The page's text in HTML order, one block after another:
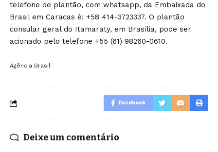
telefone de plantão, com whatsapp, da Embaixada do
Brasil em Caracas é: +58 414-3723337. O plantão
consular geral do Itamaraty, em Brasília, pode ser
acionado pelo telefone +55 (61) 98260-0610.
Agência Brasil
Facebook
Deixe um comentário